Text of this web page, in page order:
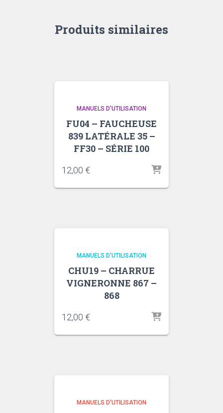
Produits similaires
MANUELS D'UTILISATION
FU04 – FAUCHEUSE
839 LATÉRALE 35 –
FF30 – SÉRIE 100
12,00 €
MANUELS D'UTILISATION
CHU19 – CHARRUE
VIGNERONNE 867 –
868
12,00 €
MANUELS D'UTILISATION